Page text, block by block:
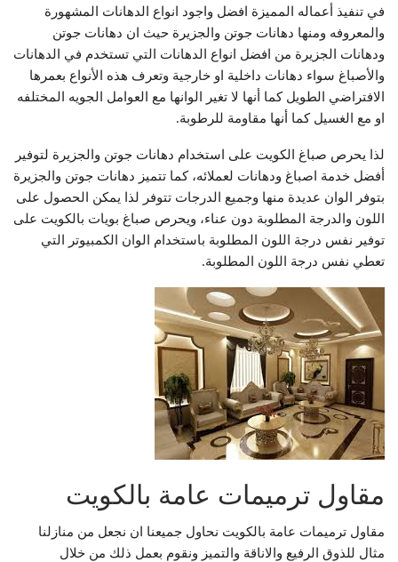
في تنفيذ أعماله المميزة افضل واجود انواع الدهانات المشهورة
والمعروفه ومنها دهانات جوتن والجزيرة حيث ان دهانات جوتن
ودهانات الجزيرة من افضل انواع الدهانات التي تستخدم في الدهانات
والأصباغ سواء دهانات داخلية او خارجية وتعرف هذه الأنواع بعمرها
الافتراضي الطويل كما أنها لا تغير الوانها مع العوامل الجويه المختلفه
او مع الغسيل كما أنها مقاومة للرطوبة.
لذا يحرص صباغ الكويت على استخدام دهانات جوتن والجزيرة لتوفير
أفضل خدمة اصباغ ودهانات لعملائه، كما تتميز دهانات جوتن والجزيرة
بتوفر الوان عديدة منها وجميع الدرجات تتوفر لذا يمكن الحصول على
اللون والدرجة المطلوبة دون عناء، ويحرص صباغ بويات بالكويت على
توفير نفس درجة اللون المطلوبة باستخدام الوان الكمبيوتر التي
تعطي نفس درجة اللون المطلوبة.
مقاول ترميمات عامة بالكويت
مقاول ترميمات عامة بالكويت نحاول جميعنا ان نجعل من منازلنا
مثال للذوق الرفيع والاناقة والتميز ونقوم بعمل ذلك من خلال